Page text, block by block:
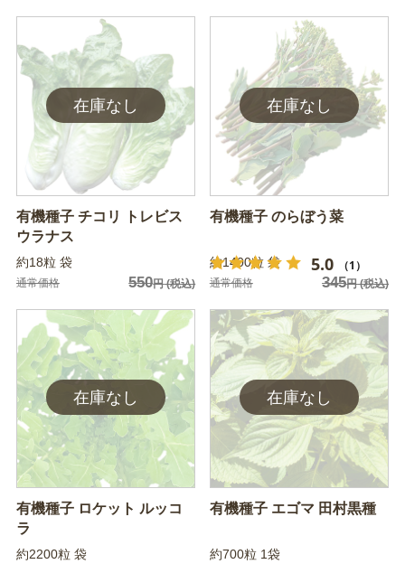
有機種子 チコリ トレビス
ウラナス
約18粒 袋
通常価格 550円(税込)
有機種子 のらぼう菜
5.0 （1）
約1400粒 袋
通常価格 345円(税込)
有機種子 ロケット ルッコ
ラ
約2200粒 袋
有機種子 エゴマ 田村黒種
約700粒 1袋